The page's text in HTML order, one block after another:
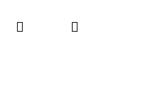
Opaľovanie
PrihlásenieNákupný